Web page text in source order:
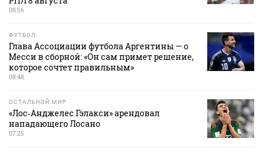
08:56
ФУТБОЛ
Глава Ассоциации футбола Аргентины — о
Месси в сборной: «Он сам примет решение,
которое сочтет правильным»
08:48
ОСТАЛЬНОЙ МИР
«Лос‑Анджелес Гэлакси» арендовал
нападающего Лосано
07:25